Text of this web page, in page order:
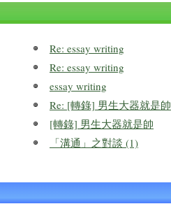
Re: essay writing
Re: essay writing
essay writing
Re: [轉錄] 男生大器就是帥
[轉錄] 男生大器就是帥
「溝通」之對談 (1)